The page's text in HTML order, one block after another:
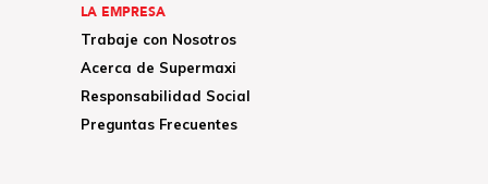
LA EMPRESA
Trabaje con Nosotros
Acerca de Supermaxi
Responsabilidad Social
Preguntas Frecuentes